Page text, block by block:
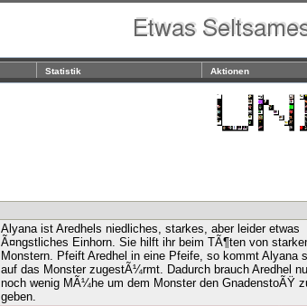
Statistik Aktionen
Alyana ist Aredhels niedliches, starkes, aber leider etwas
Ã¤ngstliches Einhorn. Sie hilft ihr beim TÃ¶ten von
Monstern. Pfeift Aredhel in eine Pfeife, so kommt Alyana
auf das Monster zugestÃ¼rmt. Dadurch brauch Aredhel
noch wenig MÃ¼he um dem Monster den GnadenstoÃŸ
geben.